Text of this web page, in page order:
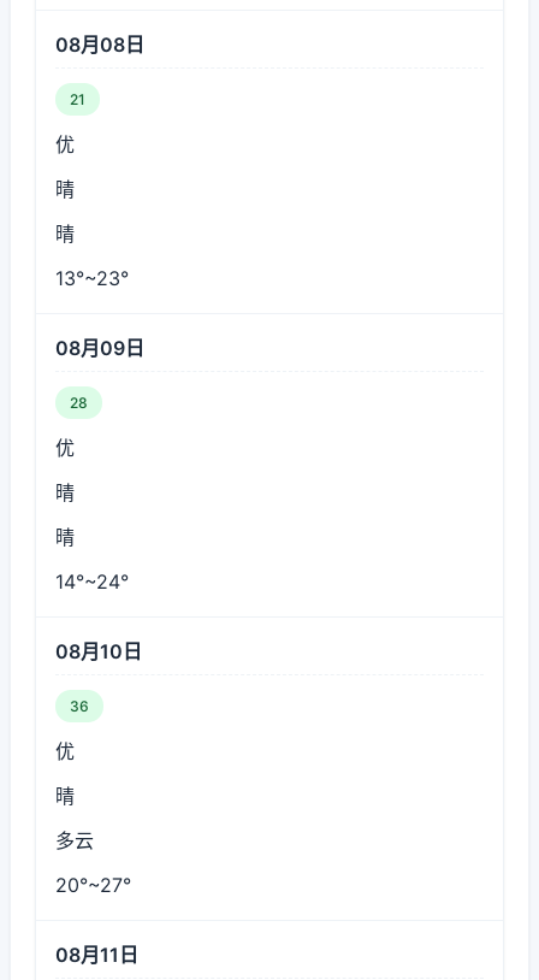
08月08日
21
优
晴
晴
13°~23°
08月09日
28
优
晴
晴
14°~24°
08月10日
36
优
晴
多云
20°~27°
08月11日